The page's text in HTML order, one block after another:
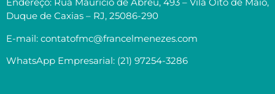
Duque de Caxias – RJ, 25086-290
E-mail: contatofmc@francelmenezes.com
WhatsApp Empresarial: (21) 97254-3286